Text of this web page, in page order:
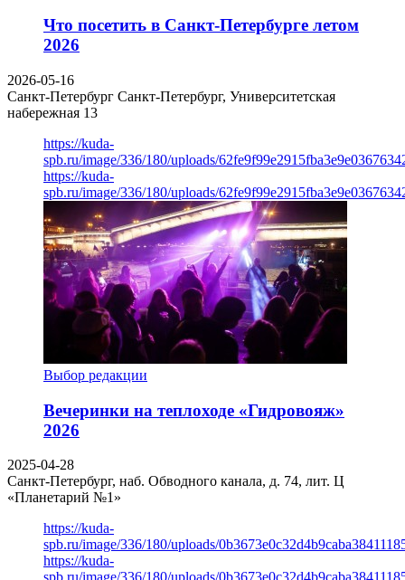
Что посетить в Санкт-Петербурге летом
2026
2026-05-16
Санкт-Петербург Санкт-Петербург, Университетская
набережная 13
https://kuda-
spb.ru/image/336/180/uploads/
https://kuda-
spb.ru/image/336/180/uploads/
Выбор редакции
Вечеринки на теплоходе «Гидровояж»
2026
2025-04-28
Санкт-Петербург, наб. Обводного канала, д. 74, лит. Ц
«Планетарий №1»
https://kuda-
spb.ru/image/336/180/uploads/
https://kuda-